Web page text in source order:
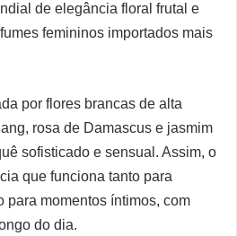
de elegância floral frutal e
femininos importados mais
por flores brancas de alta
rosa de Damascus e jasmim
sofisticado e sensual. Assim, o
que funciona tanto para
para momentos íntimos, com
do dia.